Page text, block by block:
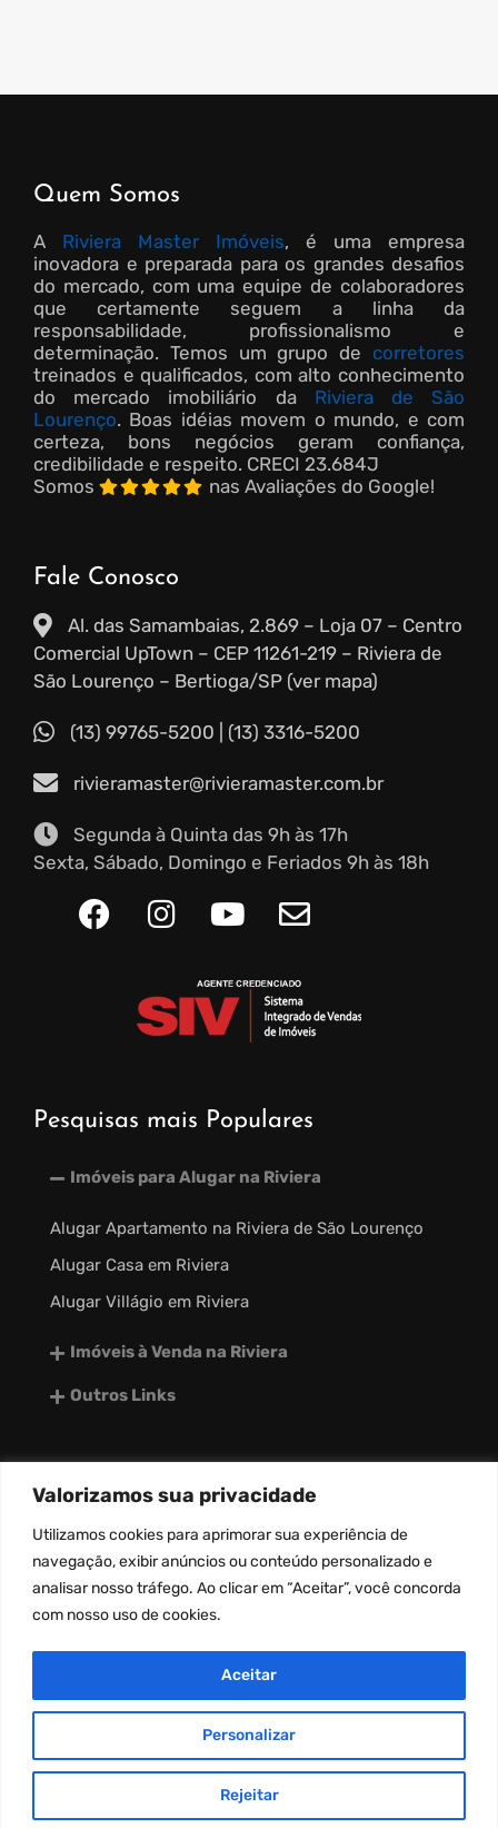
Valorizamos sua privacidade
Utilizamoscookies para aprimorar sua experiência de
navegação, exibir anúncios ou conteúdo personalizado e
analisar nosso tráfego. Ao clicar em “Aceitar”, você concorda
com nosso uso decookies.
Personalizar
Rejeitar
Aceitar
INFORMAÇÕES
Quem Somos
A Riviera Master Imóveis, é uma empresa
inovadora e preparada para os grandes desafios
do mercado, com uma equipe de colaboradores
que certamente seguem a linha da
responsabilidade, profissionalismo e
determinação. Temos um grupo de corretores
treinados e qualificados, com alto conhecimento
do mercado imobiliário da Riviera de São
Lourenço. Boas idéias movem o mundo, e com
certeza, bons negócios geram confiança,
credibilidade e respeito. CRECI 23.684J
Somos
nas Avaliações do Google!
Fale Conosco
Al. das Samambaias, 2.869 – Loja 07 – Centro
Comercial UpTown – CEP 11261-219 – Riviera de
São Lourenço – Bertioga/SP (ver mapa)
(13) 99765-5200 (13) 3316-5200
rivieramaster@rivieramaster.com.br
Segunda à Quinta das 9h às 17h
Sexta, Sábado, Domingo e Feriados 9h às 18h
Pesquisas mais Populares
Imóveis para Alugar na Riviera
Alugar Apartamento na Riviera de São Lourenço
Alugar Casa em Riviera
Alugar Villágio em Riviera
Imóveis à Venda na Riviera
Outros Links
desenvolvido por:
Copyright © Riviera Master 2026. Todos os
direitos reservados.